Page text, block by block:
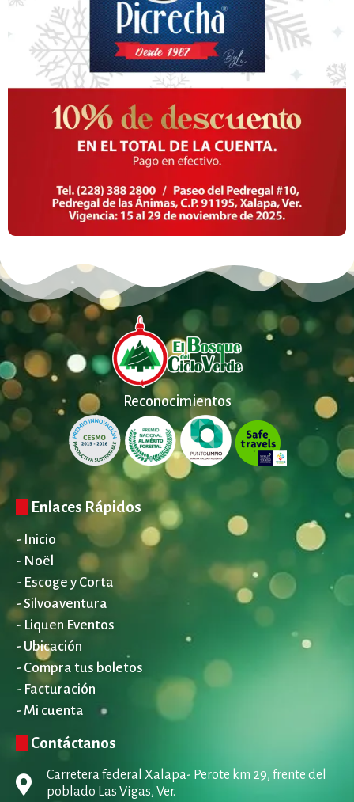
Reconocimientos
Enlaces Rápidos
- Inicio
- Noël
- Escoge y Corta
- Silvoaventura
- Liquen Eventos
- Ubicación
- Compra tus boletos
- Facturación
- Mi cuenta
Contáctanos
Carretera federal Xalapa- Perote km 29, frente del
poblado Las Vigas, Ver.